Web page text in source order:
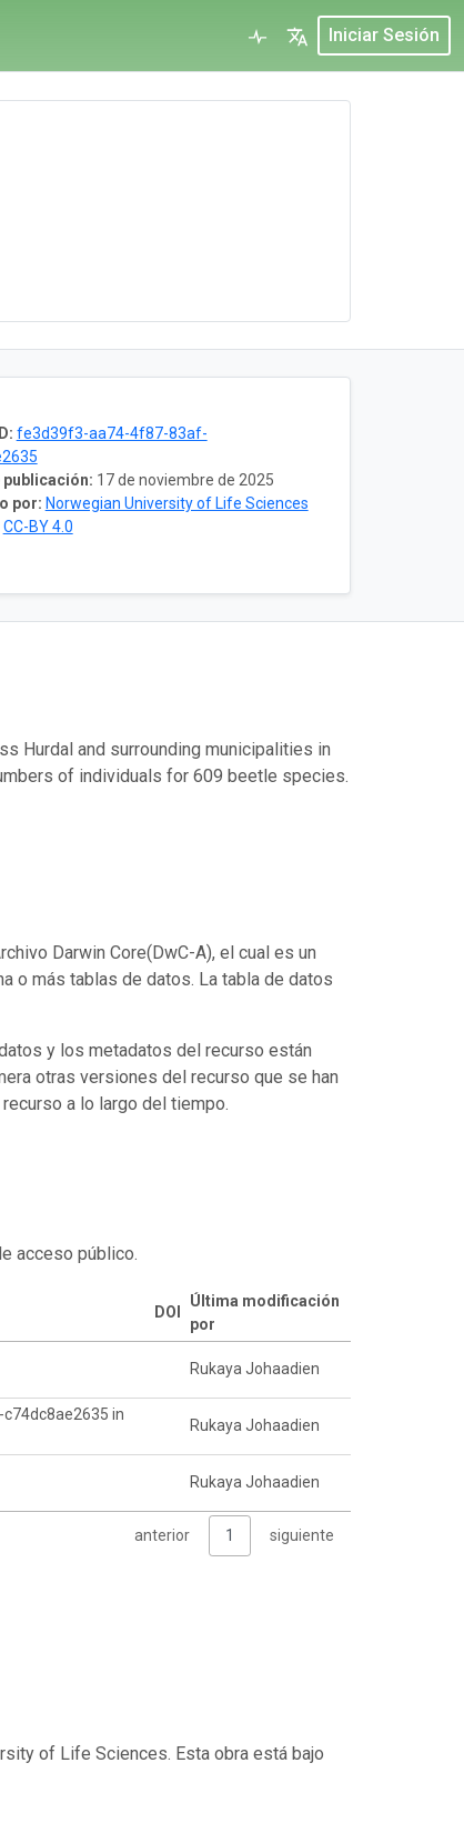
Iniciar Sesión
fe3d39f3-aa74-4f87-83af-
publicación: 17 de noviembre de 2025
por: Norwegian University of Life Sciences
CC-BY 4.0
Hurdal and surrounding municipalities in
of individuals for 609 beetle species.
Darwin Core(DwC-A), el cual es un
o más tablas de datos. La tabla de datos
y los metadatos del recurso están
otras versiones del recurso que se han
a lo largo del tiempo.
acceso público.
DOI
Última modificación
por
Rukaya Johaadien
in
Rukaya Johaadien
Rukaya Johaadien
anterior 1 siguiente
of Life Sciences. Esta obra está bajo